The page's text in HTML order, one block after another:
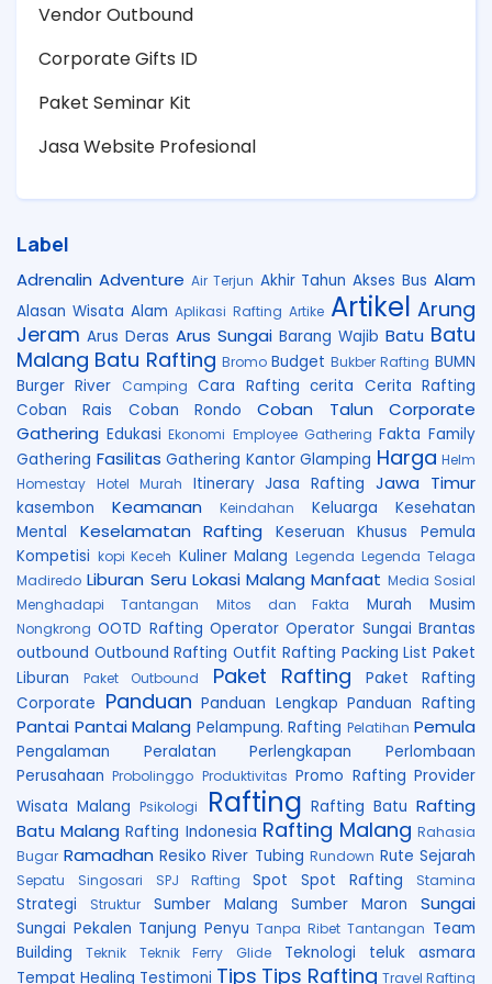
Vendor Outbound
Corporate Gifts ID
Paket Seminar Kit
Jasa Website Profesional
Label
Adrenalin Adventure Air Terjun Akhir Tahun Akses Bus Alam
Alasan Wisata Alam Aplikasi Rafting Artike Artikel Arung
Jeram Arus Deras Arus Sungai Barang Wajib Batu Batu
Malang Batu Rafting Bromo Budget Bukber Rafting BUMN
Burger River
Camping Cara Rafting cerita Cerita Rafting
Coban Rais
Coban Rondo Coban Talun
Corporate
Gathering Edukasi Ekonomi Employee Gathering Fakta Family
Gathering Fasilitas Gathering Kantor Glamping Harga Helm
Homestay Hotel Murah Itinerary Jasa Rafting Jawa Timur
kasembon Keamanan Keindahan Keluarga
Kesehatan
Mental
Keselamatan Rafting Keseruan
Khusus Pemula
Kompetisi kopi Keceh Kuliner Malang Legenda Legenda Telaga
Madiredo Liburan Seru Lokasi Malang Manfaat Media Sosial
Menghadapi Tantangan
Mitos dan Fakta Murah Musim
Nongkrong OOTD Rafting Operator Operator Sungai Brantas
outbound Outbound Rafting Outfit Rafting Packing List Paket
Liburan
Paket Outbound Paket Rafting
Paket Rafting
Corporate Panduan Panduan Lengkap Panduan Rafting
Pantai Pantai Malang Pelampung. Rafting Pelatihan Pemula
Pengalaman Peralatan Perlengkapan
Perlombaan
Perusahaan Probolinggo Produktivitas Promo Rafting Provider
Wisata Malang Psikologi Rafting Rafting Batu Rafting
Batu Malang Rafting Indonesia Rafting Malang Rahasia
Bugar Ramadhan Resiko River Tubing Rundown Rute Sejarah
Sepatu Singosari SPJ Rafting Spot Spot Rafting Stamina
Strategi Struktur Sumber Malang Sumber Maron Sungai
Sungai Pekalen Tanjung Penyu Tanpa Ribet Tantangan Team
Building
Teknik Teknik Ferry Glide Teknologi
teluk asmara
Tempat Healing Testimoni Tips Tips Rafting Travel Rafting